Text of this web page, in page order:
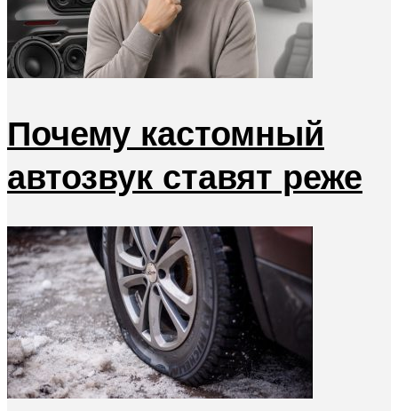
Почему кастомный
автозвук ставят реже